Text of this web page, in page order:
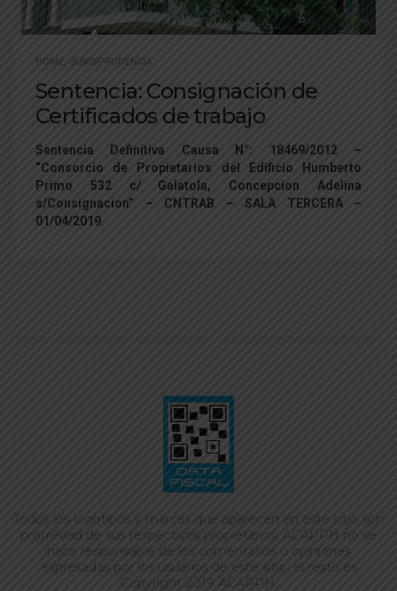
HOME, JURISPRUDENCIA
Sentencia: Consignación de
Certificados de trabajo
Sentencia Definitiva Causa N°: 18469/2012 –
“Consorcio de Propietarios del Edificio Humberto
Primo 532 c/ Galatola, Concepcion Adelina
s/Consignacion” – CNTRAB – SALA TERCERA –
01/04/2019
Todos los logotipos y marcas que aparecen en este sitio son
propiedad de sus respectivos propietarios. ACAPPH no se
hace responsable de los comentarios u opiniones
expresadas por los usuarios de este sitio, el resto es
Copyright 2019 ACAPPH.